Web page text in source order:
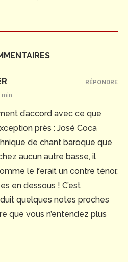
min
d’accord avec ce que
près : José Coca
de chant baroque que
aucun autre basse, il
le ferait un contre ténor,
en dessous ! C’est
quelques notes proches
que vous n’entendez plus
RÉPONDRE